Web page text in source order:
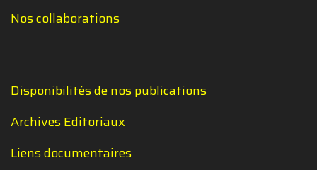
Nos collaborations
Disponibilités de nos publications
Archives Editoriaux
Liens documentaires